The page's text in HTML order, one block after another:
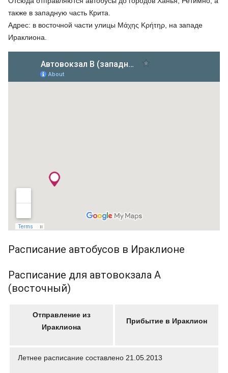
также в западную часть Крита.
Адрес: в восточной части улицы Μάχης Κρήτηρ, на западе
Ираклиона.
Расписание автобусов в Ираклионе
Расписание для автовокзала А
(восточный)
Отправление из
Ираклиона
Прибытие в Ираклион
Летнее расписание составлено 21.05.2013